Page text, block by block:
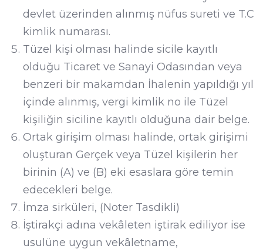
devlet üzerinden alınmış nüfus sureti ve T.C
kimlik numarası.
Tüzel kişi olması halinde sicile kayıtlı
olduğu Ticaret ve Sanayi Odasından veya
benzeri bir makamdan İhalenin yapıldığı yıl
içinde alınmış, vergi kimlik no ile Tüzel
kişiliğin siciline kayıtlı olduğuna dair belge.
Ortak girişim olması halinde, ortak girişimi
oluşturan Gerçek veya Tüzel kişilerin her
birinin (A) ve (B) eki esaslara göre temin
edecekleri belge.
İmza sirküleri, (Noter Tasdikli)
İştirakçi adına vekâleten iştirak ediliyor ise
usulüne uygun vekâletname,